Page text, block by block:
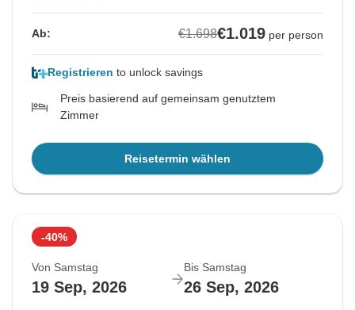
Ab: €1.698€1.019 per person
Registrieren to unlock savings
Preis basierend auf gemeinsam genutztem
Zimmer
Reisetermin wählen
-40%
Von Samstag
19 Sep, 2026
Bis Samstag
26 Sep, 2026